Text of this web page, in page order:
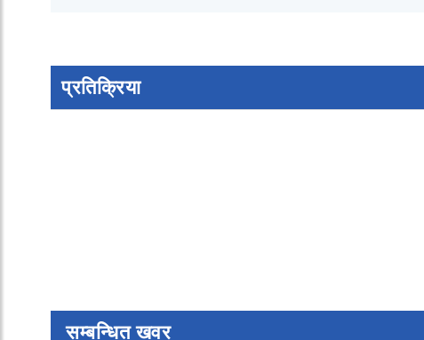
प्रतिक्रिया
सम्बन्धित खवर